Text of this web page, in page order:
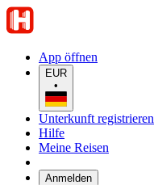
App öffnen
EUR
•
Unterkunft registrieren
Hilfe
Meine Reisen
Anmelden